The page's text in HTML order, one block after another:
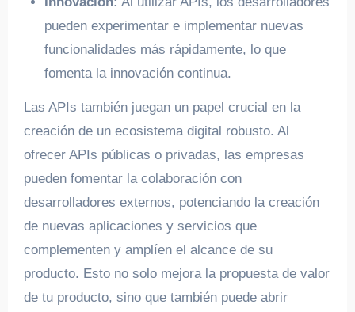
pueden experimentar e implementar nuevas
funcionalidades más rápidamente, lo que
fomenta la innovación continua.
Las APIs también juegan un papel crucial en la
creación de un ecosistema digital robusto. Al
ofrecer APIs públicas o privadas, las empresas
pueden fomentar la colaboración con
desarrolladores externos, potenciando la creación
de nuevas aplicaciones y servicios que
complementen y amplíen el alcance de su
producto. Esto no solo mejora la propuesta de valor
de tu producto, sino que también puede abrir